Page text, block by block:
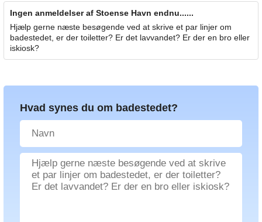
Ingen anmeldelser af Stoense Havn endnu......
Hjælp gerne næste besøgende ved at skrive et par linjer om
badestedet, er der toiletter? Er det lavvandet? Er der en bro eller
iskiosk?
Hvad synes du om badestedet?